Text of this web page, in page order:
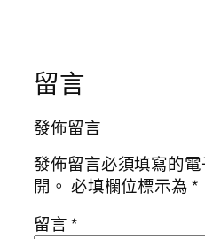
留言
發佈留言
發佈留言必須填寫的
開。 必填欄位標示為*
留言*